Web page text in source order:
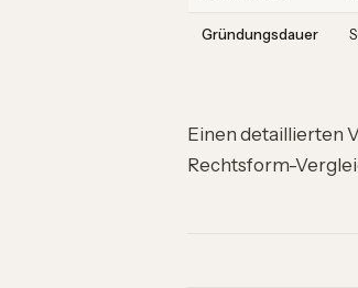
Gründungsdauer
Einen detaillierten
Rechtsform-